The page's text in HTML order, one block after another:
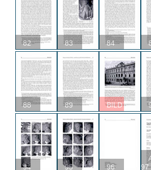
82 83 84
88 89 BILD
94 95 96
97